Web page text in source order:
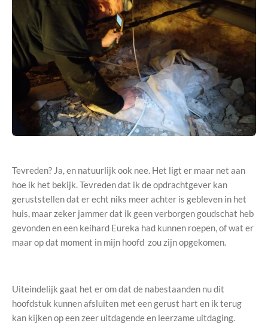
Tevreden? Ja, en natuurlijk ook nee. Het ligt er maar net aan
hoe ik het bekijk. Tevreden dat ik de opdrachtgever kan
geruststellen dat er echt niks meer achter is gebleven in het
huis, maar zeker jammer dat ik geen verborgen goudschat heb
gevonden en een keihard Eureka had kunnen roepen, of wat er
maar op dat moment in mijn hoofd zou zijn opgekomen.
Uiteindelijk gaat het er om dat de nabestaanden nu dit
hoofdstuk kunnen afsluiten met een gerust hart en ik terug
kan kijken op een zeer uitdagende en leerzame uitdaging.